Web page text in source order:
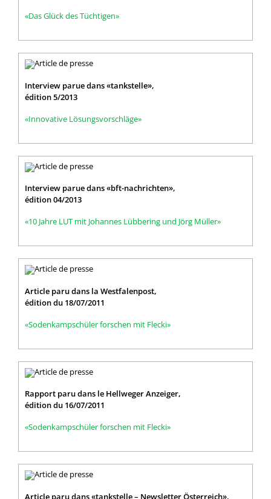
«Das Glück des Tüchtigen»
Interview parue dans «tankstelle»,
édition 5/2013
«Innovative Lösungsvorschläge»
Interview parue dans «bft-nachrichten»,
édition 04/2013
«10 Jahre LUT mit Johannes Lübbering und Jörg Müller»
Article paru dans la Westfalenpost,
édition du 18/07/2011
«Sodenkampschüler forschen mit Flecki»
Rapport paru dans le Hellweger Anzeiger,
édition du 16/07/2011
«Sodenkampschüler forschen mit Flecki»
Article paru dans «tankstelle – Newsletter Österreich»,